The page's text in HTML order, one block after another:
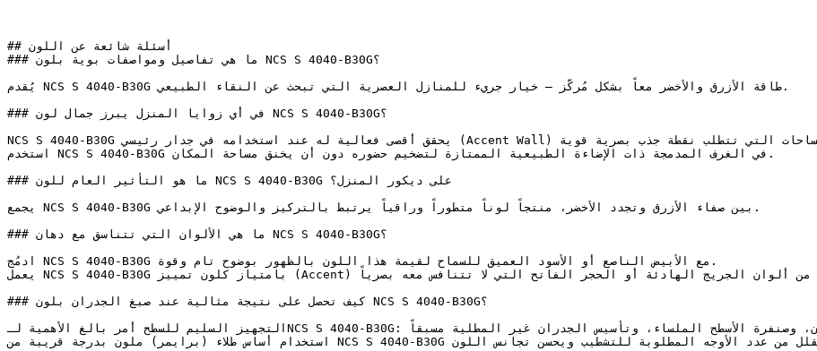
## أسئلة شائعة عن اللون
### ما هي تفاصيل ومواصفات بوية بلون NCS S 4040-B30G؟
يُقدم NCS S 4040-B30G طاقة الأزرق والأخضر معاً بشكل مُركّز — خيار جريء للمنازل العصرية التي تبحث عن النقاء الطبيعي.
### في أي زوايا المنزل يبرز جمال لون NCS S 4040-B30G؟
NCS S 4040-B30G يحقق أقصى فعالية له عند استخدامه في جدار رئيسي (Accent Wall) للمساحات التي تتطلب نقطة جذب بصرية قوية.
استخدم NCS S 4040-B30G في الغرف المدمجة ذات الإضاءة الطبيعية الممتازة لتضخيم حضوره دون أن يخنق مساحة المكان.
### ما هو التأثير العام للون NCS S 4040-B30G على ديكور المنزل؟
يجمع NCS S 4040-B30G بين صفاء الأزرق وتجدد الأخضر، منتجاً لوناً متطوراً وراقياً يرتبط بالتركيز والوضوح الإبداعي.
### ما هي الألوان التي تتناسق مع دهان NCS S 4040-B30G؟
ادمُج NCS S 4040-B30G مع الأبيض الناصع أو الأسود العميق للسماح لقيمة هذا اللون بالظهور بوضوح تام وقوة.
يعمل NCS S 4040-B30G بامتياز كلون تمييز (Accent) على خلفيات من ألوان الجريج الهادئة أو الحجر الفاتح التي لا تتنافس معه بصرياً.
### كيف تحصل على نتيجة مثالية عند صبغ الجدران بلون NCS S 4040-B30G؟
التجهيز السليم للسطح أمر بالغ الأهمية لـNCS S 4040-B30G: قم بمعالجة الشقوق بالمعجون، وصنفرة الأسطح الملساء، وتأسيس الجدران غير المطلية مسبقاً.
استخدام أساس طلاء (برايمر) ملون بدرجة قريبة من NCS S 4040-B30G يقلل من عدد الأوجه المطلوبة للتشطيب ويحسن تجانس اللون.